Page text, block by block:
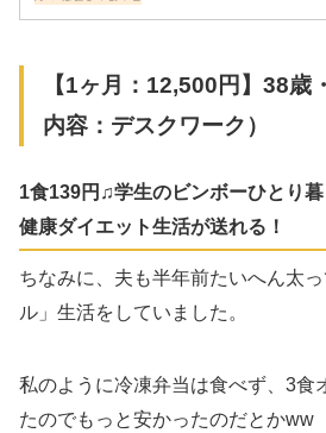
【1ヶ月：12,500円】38歳
内容：デスクワーク）
1食139円♫学生のビンボーひとり
健康ダイエット生活が送れる！
ちなみに、夫も半年前たいへん太
ル」生活をしていました。
私のように冷凍弁当は食べず、3食
たのでもっと安かったのだとかww